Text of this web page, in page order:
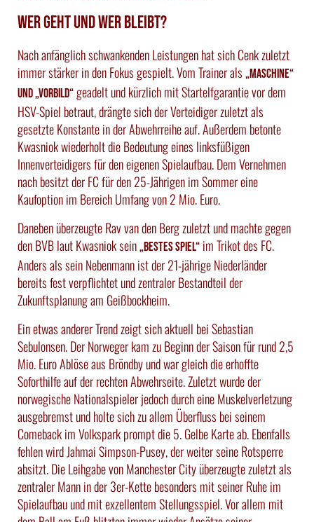
Wer geht und wer bleibt?
Nach anfänglich schwankenden Leistungen hat sich Cenk zuletzt
immer stärker in den Fokus gespielt. Vom Trainer als „Maschine“
und „Vorbild“geadelt und kürzlich mit Startelfgarantie vor dem
HSV-Spiel betraut, drängte sich der Verteidiger zuletzt als
gesetzte Konstante in der Abwehrreihe auf. Außerdem betonte
Kwasniok wiederholt die Bedeutung eines linksfüßigen
Innenverteidigers für den eigenen Spielaufbau. Dem Vernehmen
nach besitzt der FC für den 25-Jährigen im Sommer eine
Kaufoption im Bereich Umfang von 2 Mio. Euro.
Daneben überzeugte Rav van den Berg zuletzt und machte gegen
den BVB laut Kwasniok sein„bestes Spiel“ im Trikot des FC.
Anders als sein Nebenmann ist der 21-jährige Niederländer
bereits fest verpflichtet und zentraler Bestandteil der
Zukunftsplanung am Geißbockheim.
Ein etwas anderer Trend zeigt sich aktuell bei Sebastian
Sebulonsen. Der Norweger kam zu Beginn der Saison für rund 2,5
Mio. Euro Ablöse aus Bröndby und war gleich die erhoffte
Soforthilfe auf der rechten Abwehrseite. Zuletzt wurde der
norwegische Nationalspieler jedoch durch eine Muskelverletzung
ausgebremst und holte sich zu allem Überfluss bei seinem
Comeback im Volkspark prompt die 5. Gelbe Karte ab. Ebenfalls
fehlen wird Jahmai Simpson-Pusey, der weiter seine Rotsperre
absitzt. Die Leihgabe von Manchester City überzeugte zuletzt als
zentraler Mann in der 3er-Kette besonders mit seiner Ruhe im
Spielaufbau und mit exzellentem Stellungsspiel. Vor allem mit